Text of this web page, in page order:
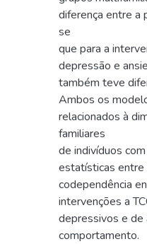
diferença entre a
se
que para a
depressão e
também teve
Ambos os
relacionados à
familiares
de indivíduos
estatísticas entre
codependência
intervenções a
depressivos e de
comportamento.